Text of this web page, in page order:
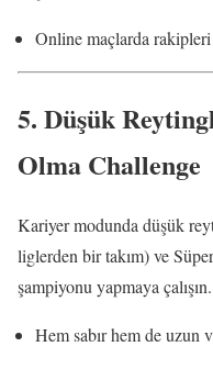
Online maçlarda
5. Düşük
Olma Challenge
Kariyer modunda düşük
liglerden bir takım) ve
şampiyonu yapmaya çalışın.
Hem sabır hem de uzun